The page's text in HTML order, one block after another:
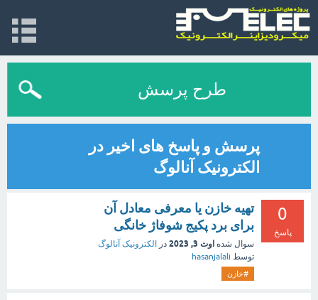
طرح پرسش
پرسش و پاسخ های اخیر در
الکترونیک آنالوگ
0
پاسخ
تهیه خازن یا معرفی معادل آن
برای برد پکیج شوفاژ خانگی
سوال شده اوت 3, 2023 در
الکترونیک آنالوگ
توسط hasanjalali
#خازن